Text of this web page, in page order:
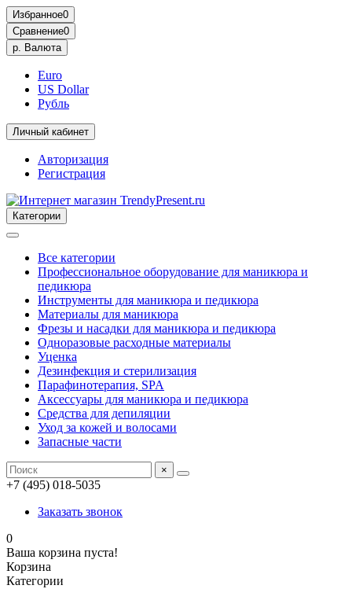
Избранное0
Сравнение0
р. Валюта
Euro
US Dollar
Рубль
Личный кабинет
Авторизация
Регистрация
Категории
Все категории
Профессиональное оборудование для маникюра и
педикюра
Инструменты для маникюра и педикюра
Материалы для маникюра
Фрезы и насадки для маникюра и педикюра
Одноразовые расходные материалы
Уценка
Дезинфекция и стерилизация
Парафинотерапия, SPA
Аксессуары для маникюра и педикюра
Средства для депиляции
Уход за кожей и волосами
Запасные части
×
+7 (495) 018-5035
Заказать звонок
0
Ваша корзина пуста!
Корзина
Категории